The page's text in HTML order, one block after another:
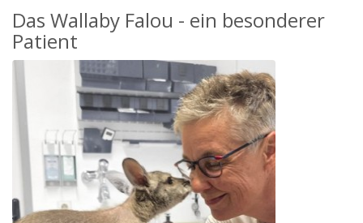
Das Wallaby Falou - ein besonderer
Patient